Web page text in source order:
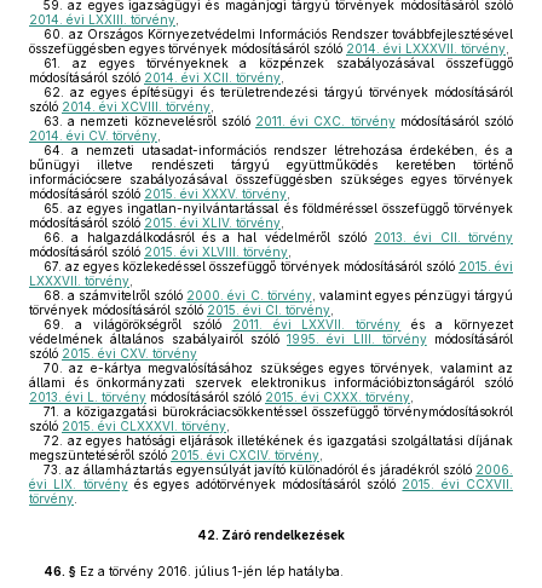
59.
az egyes igazságügyi és magánjogi tárgyú törvények módosításáról szóló
2014. évi LXXIII. törvény
60.
az Országos Környezetvédelmi Információs Rendszer továbbfejlesztésével
összefüggésben egyes törvények módosításáról szóló 2014. évi LXXXVII. törvény
61.
az egyes törvényeknek a közpénzek szabályozásával összefüggő
módosításáról szóló 2014. évi XCII. törvény
62.
az egyes építésügyi és területrendezési tárgyú törvények módosításáról
szóló 2014. évi XCVIII. törvény
63.
a nemzeti köznevelésről szóló 2011. évi CXC. törvénymódosításáról szóló
2014. évi CV. törvény
64.
a nemzeti utasadat-információs rendszer létrehozása érdekében, és a
bűnügyi illetve rendészeti tárgyú együttműködés keretében történő
információcsere szabályozásával összefüggésben szükséges egyes törvények
módosításáról szóló 2015. évi XXXV. törvény
65.
az egyes ingatlan-nyilvántartással és földméréssel összefüggő törvények
módosításáról szóló 2015. évi XLIV. törvény
66.
a halgazdálkodásról és a hal védelméről szóló 2013. évi CII. törvény
módosításáról szóló 2015. évi XLVIII. törvény
67. az egyes közlekedéssel összefüggő törvények módosításáról szóló 2015. évi
LXXXVII. törvény
68. a számvitelről szóló 2000. évi C. törvény, valamint egyes pénzügyi tárgyú
törvények módosításáról szóló 2015. évi CI. törvény
69.
a világörökségről szóló 2011. évi LXXVII. törvény és a környezet
védelmének általános szabályairól szóló 1995. évi LIII. törvénymódosításáról
szóló 2015. évi CXV. törvény
70.
az e-kártya megvalósításához szükséges egyes törvények, valamint az
állami és önkormányzati szervek elektronikus információbiztonságáról szóló
2013. évi L. törvény módosításáról szóló 2015. évi CXXX. törvény
71.
a közigazgatási bürokráciacsökkentéssel összefüggő törvénymódosításokról
szóló 2015. évi CLXXXVI. törvény
72.
az egyes hatósági eljárások illetékének és igazgatási szolgáltatási díjának
megszüntetéséről szóló 2015. évi CXCIV. törvény
73. az államháztartás egyensúlyát javító különadóról és járadékról szóló 2006.
évi LIX. törvényés egyes adótörvények módosításáról szóló 2015. évi CCXVII.
törvény
42. Záró rendelkezések
46. § Ez a törvény 2016. július 1-jén lép hatályba.